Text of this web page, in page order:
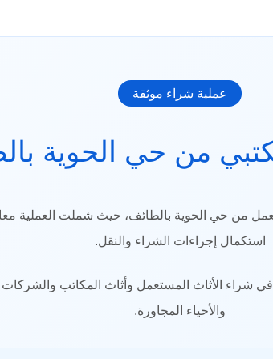
عملية شراء موثقة
من حي الحوية
حي الحوية بالطائف، حيث شملت العملية
استكمال إجراءات الشراء والنقل.
الأثاث المستعمل وأثاث المكاتب والشركات
والأحياء المجاورة.